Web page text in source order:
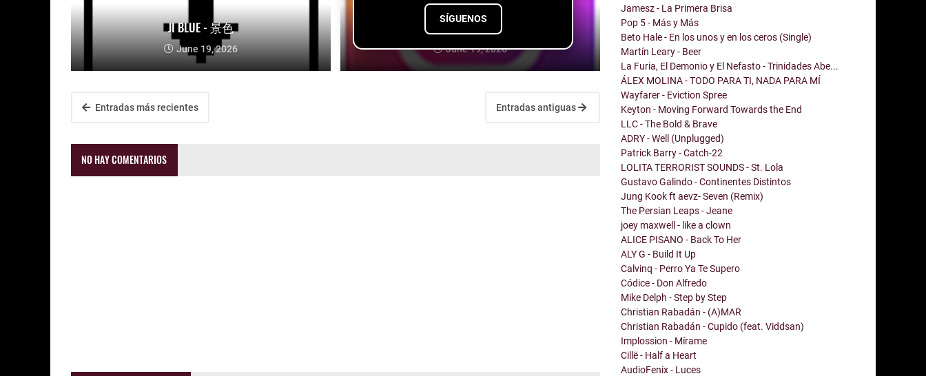
SÍGUENOS
JI BLUE - 景色
June 19, 2026
Chloe Saint - 90s Love
June 19, 2026
Entradas más recientes Entradas antiguas
NO HAY COMENTARIOS
Jamesz - La Primera Brisa
Pop 5 - Más y Más
Beto Hale - En los unos y en los ceros (Single)
Martín Leary - Beer
La Furia, El Demonio y El Nefasto - Trinidades Abe...
ÁLEX MOLINA - TODO PARA TI, NADA PARA MÍ
Wayfarer - Eviction Spree
Keyton - Moving Forward Towards the End
LLC - The Bold & Brave
ADRY - Well (Unplugged)
Patrick Barry - Catch-22
LOLITA TERRORIST SOUNDS - St. Lola
Gustavo Galindo - Continentes Distintos
Jung Kook ft aevz- Seven (Remix)
The Persian Leaps - Jeane
joey maxwell - like a clown
ALICE PISANO - Back To Her
ALY G - Build It Up
Calvinq - Perro Ya Te Supero
Códice - Don Alfredo
Mike Delph - Step by Step
Christian Rabadán - (A)MAR
Christian Rabadán - Cupido (feat. Viddsan)
Implossion - Mírame
Cillë - Half a Heart
AudioFenix - Luces